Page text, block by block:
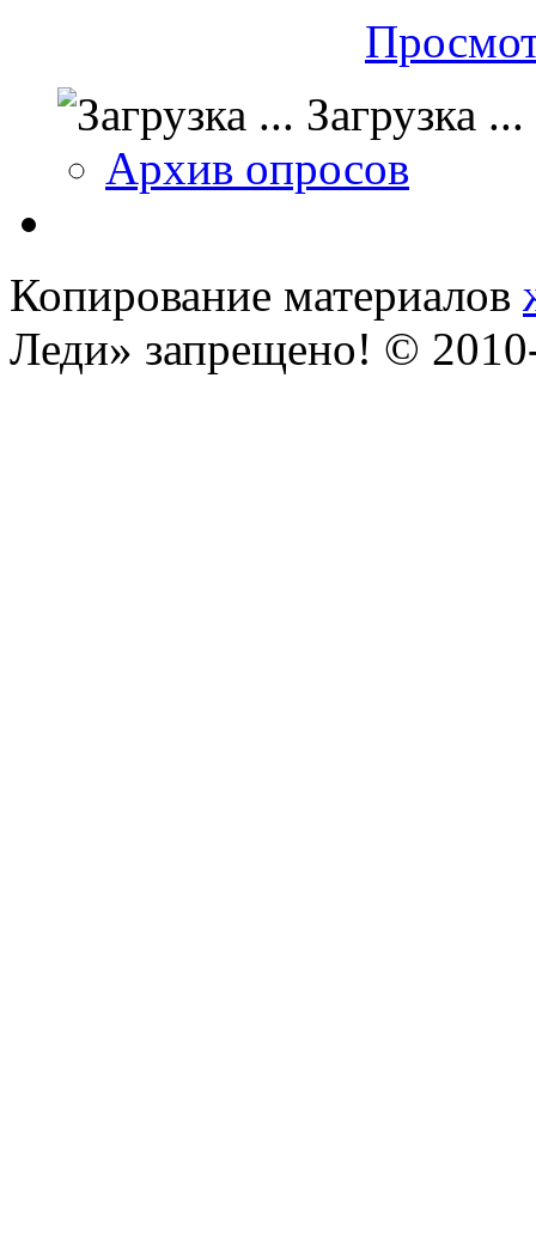
Загрузка ...
Архив опросов
Копирование материалов
Леди» запрещено! ©